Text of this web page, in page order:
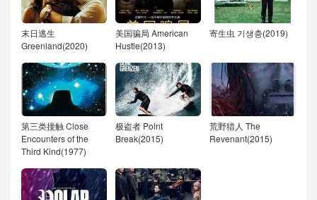
末日逃生
Greenland(2020)
美国骗局 American
Hustle(2013)
寄生虫 기생충(2019)
第三类接触 Close
Encounters of the
Third Kind(1977)
极盗者 Point
Break(2015)
荒野猎人 The
Revenant(2015)